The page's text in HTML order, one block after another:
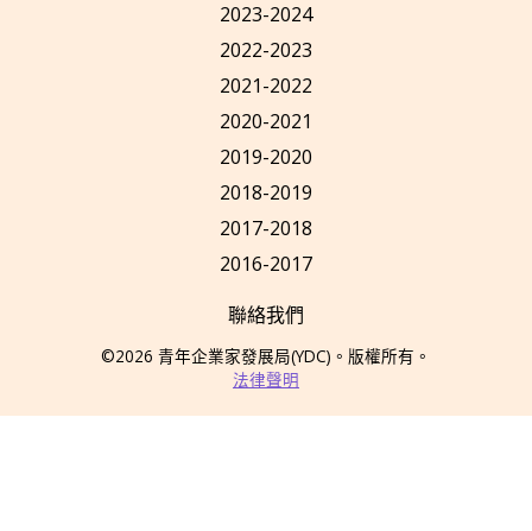
2023-2024
2022-2023
2021-2022
2020-2021
2019-2020
2018-2019
2017-2018
2016-2017
聯絡我們
©2026 青年企業家發展局(YDC) 。版權所有。
法律聲明